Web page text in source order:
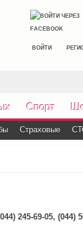
ВОЙТИ
Спорт
Страховые
245-69-05, (044)